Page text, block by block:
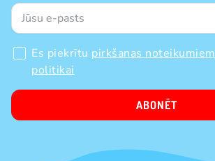
Es piekrītu pirkšanas noteikumiem
politikai
ABONĒT